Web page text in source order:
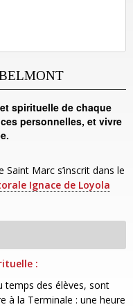
spirituelle de chaque
personnelles, et vivre
Marc s’inscrit dans le
Ignace de Loyola
:
temps des élèves, sont
à la Terminale : une heure